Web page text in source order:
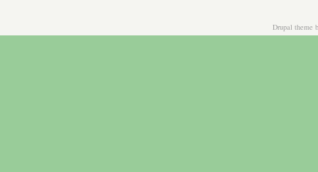
Drupal theme